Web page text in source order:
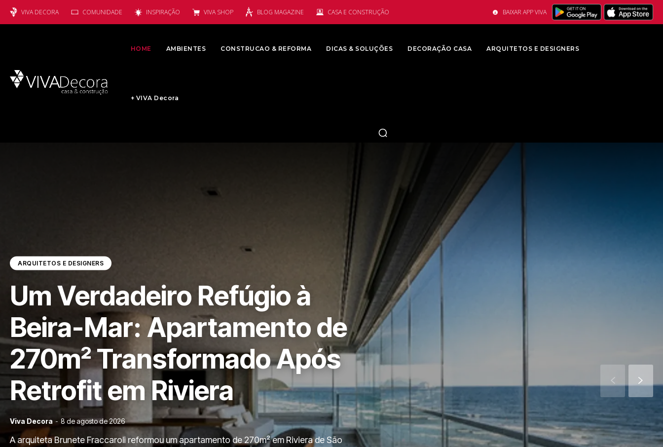
VIVA DECORA COMUNIDADE INSPIRAÇÃO VIVA SHOP BLOG MAGAZINE CASA E CONSTRUÇÃO BAIXAR APP VIVA
HOME AMBIENTES CONSTRUCAO & REFORMA DICAS & SOLUÇÕES DECORAÇÃO CASA ARQUITETOS E DESIGNERS
+ VIVA Decora
ARQUITETOS E DESIGNERS
Um Verdadeiro Refúgio à
Beira-Mar: Apartamento de
270m² Transformado Após
Retrofit em Riviera
Viva Decora - 8 de agosto de 2026
A arquiteta Brunete Fraccaroli reformou um apartamento de 270m² em Riviera de São